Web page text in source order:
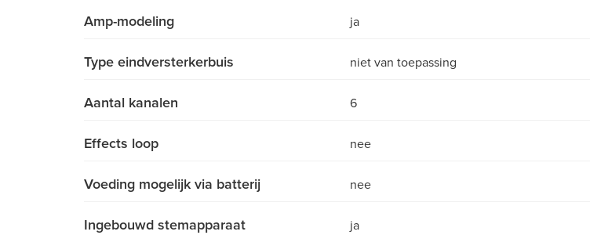
Amp-modeling ja
Type eindversterkerbuis niet van toepassing
Aantal kanalen 6
Effects loop nee
Voeding mogelijk via batterij nee
Ingebouwd stemapparaat ja